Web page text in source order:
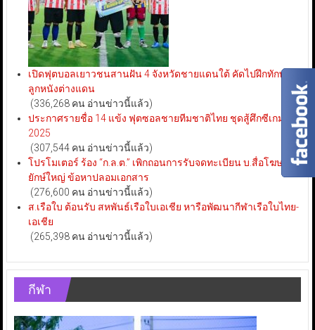
เปิดฟุตบอลเยาวชนสานฝัน 4 จังหวัดชายแดนใต้ คัดไปฝึกทักษะ
ลูกหนังต่างแดน
(336,268 คน อ่านข่าวนี้แล้ว)
ประกาศรายชื่อ 14 แข้ง ฟุตซอลชายทีมชาติไทย ชุดสู้ศึกซีเกมส์
2025
(307,544 คน อ่านข่าวนี้แล้ว)
โปรโมเตอร์ ร้อง “ก.ล.ต.” เพิกถอนการรับจดทะเบียน บ.สื่อโฆษณา
ยักษ์ใหญ่ ข้อหาปลอมเอกสาร
(276,600 คน อ่านข่าวนี้แล้ว)
ส.เรือใบ ต้อนรับ สหพันธ์เรือใบเอเชีย หารือพัฒนากีฬาเรือใบไทย-
เอเชีย
(265,398 คน อ่านข่าวนี้แล้ว)
กีฬา